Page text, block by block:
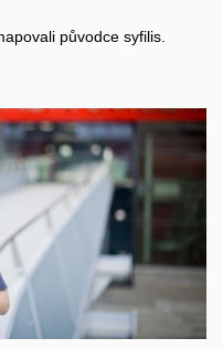
původce syfilis.